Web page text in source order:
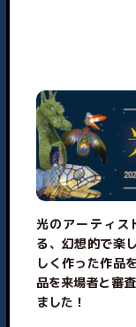
光のアーティス
る、幻想的で楽
しく作った作品
品を来場者と審
ました！